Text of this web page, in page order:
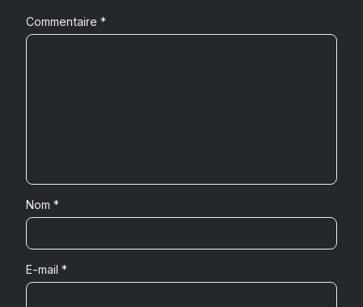
Commentaire *
Nom *
E-mail *